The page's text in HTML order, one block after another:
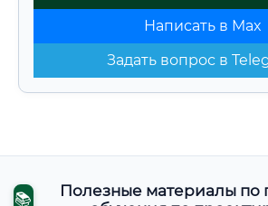
Написать в Max
Задать вопрос в
📚
Полезные материалы по